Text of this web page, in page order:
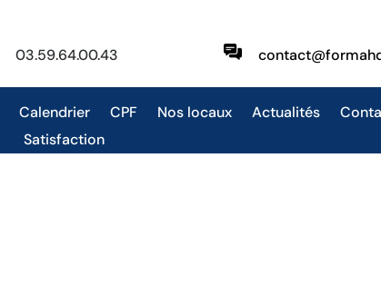
03.59.64.00.43
Calendrier CPF Nos locaux Actualités
Satisfaction